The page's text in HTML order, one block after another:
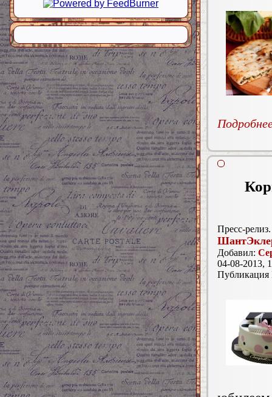
Пресс-релиз.
Добавил:
04-08-2013,